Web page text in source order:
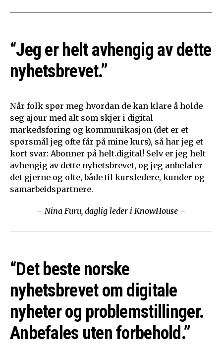
“Jeg er helt avhengig av dette
nyhetsbrevet.”
Når folk spør meg hvordan de kan klare å holde
seg ajour med alt som skjer i digital
markedsføring og kommunikasjon (det er et
spørsmål jeg ofte får på mine kurs), så har jeg et
kort svar: Abonner på helt.digital! Selv er jeg helt
avhengig av dette nyhetsbrevet, og jeg anbefaler
det gjerne og ofte, både til kursledere, kunder og
samarbeidspartnere.
– Nina Furu, daglig leder i KnowHouse –
“Det beste norske
nyhetsbrevet om digitale
nyheter og problemstillinger.
Anbefales uten forbehold.”